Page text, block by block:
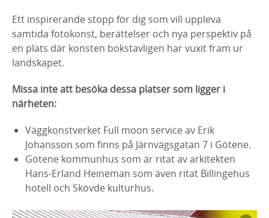
Ett inspirerande stopp för dig som vill uppleva
samtida fotokonst, berättelser och nya perspektiv på
en plats där konsten bokstavligen har vuxit fram ur
landskapet.
Missa inte att besöka dessa platser som ligger i
närheten:
Väggkonstverket Full moon service av Erik
Johansson som finns på Järnvägsgatan 7 i Götene.
Götene kommunhus som är ritat av arkitekten
Hans-Erland Heineman som även ritat Billingehus
hotell och Skövde kulturhus.